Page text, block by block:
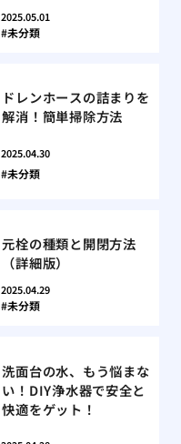
2025.05.01
未分類
ドレンホースの詰まりを
解消！簡単掃除方法
2025.04.30
未分類
元栓の種類と開閉方法
（詳細版）
2025.04.29
未分類
洗面台の水、もう悩まな
い！DIY浄水器で安全と
快適をゲット！